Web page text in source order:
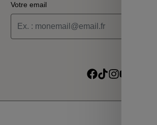
Votre email
Je souhaite recevoir les alertes des